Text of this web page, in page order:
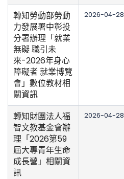
轉知勞動部勞動
力發展署中彰投
分署辦理「就業
無礙 職引未
來-2026年身心
障礙者 就業博覽
會」數位教材相
關資訊
2026-04-28
轉知財團法人福
智文教基金會辦
理「2026第59
屆大專青年生命
成長營」相關資
訊
2026-04-28